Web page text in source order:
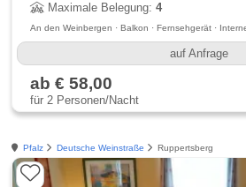
Maximale Belegung:4
An den Weinbergen · Balkon · Fernsehgerät ·
auf Anfrage
ab € 58,00
für 2 Personen/Nacht
Pfalz Deutsche Weinstraße Ruppertsberg